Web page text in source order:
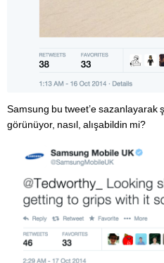
Samsung bu tweet’e sazanlayarak
görünüyor, nasıl, alışabildin mi?